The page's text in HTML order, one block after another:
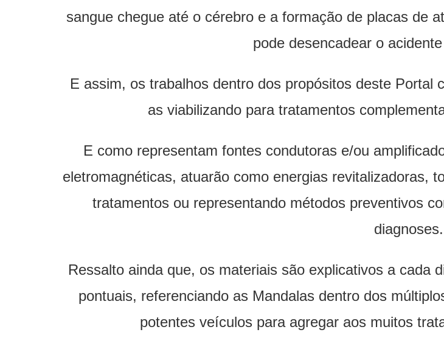
sangue chegue até o cérebro e a formação de placas de
pode desencadear o
E assim, os trabalhos dentro dos propósitos deste Portal
as viabilizando para tratamentos
E como representam fontes condutoras e/ou
eletromagnéticas, atuarão como energias revitalizadoras,
tratamentos ou representando métodos preventivos
diagnoses.
Ressalto ainda que, os materiais são explicativos a cada
pontuais, referenciando as Mandalas dentro dos
potentes veículos para agregar aos muitos